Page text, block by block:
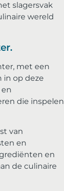
slagersvak
wereld
met een
in op deze
die inspelen
van
en
en
de culinaire